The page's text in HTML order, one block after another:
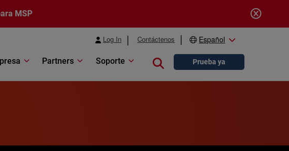
MSP
Log In Contáctenos Español
Partners Soporte Close searchPrueba ya